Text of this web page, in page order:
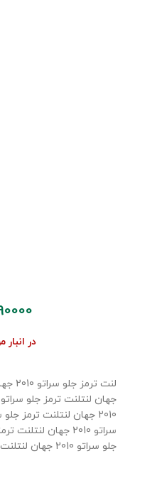
در
جلو سراتو 2010 جهان لنتلنت ترمز جلو سراتو 2010 جهان لنت